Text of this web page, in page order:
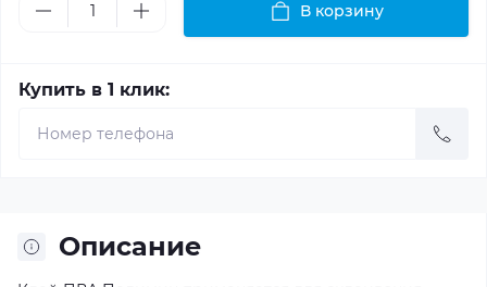
В корзину
Купить в 1 клик:
Описание